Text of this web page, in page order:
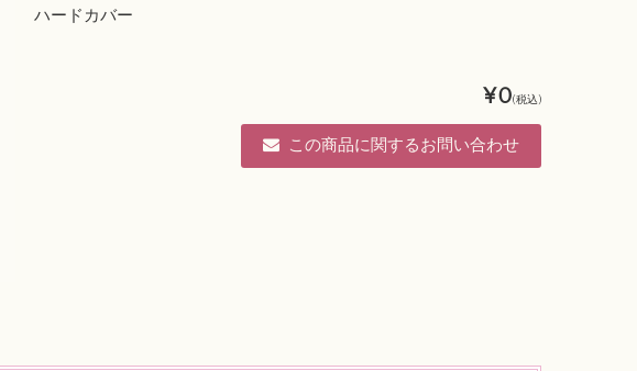
ハードカバー
¥0(税込)
この商品に関するお問い合わせ